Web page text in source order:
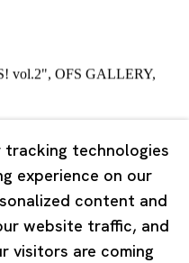
vol.2", OFS GALLERY,
tracking technologies
experience on our
content and
website traffic, and
visitors are coming